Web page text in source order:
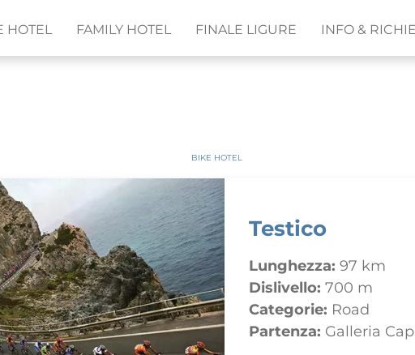
HOTEL FAMILY HOTEL FINALE LIGURE INFO &
BIKE HOTEL
Testico
Lunghezza: 97 km
Dislivello: 700 m
Categorie: Road
Partenza: Galleria